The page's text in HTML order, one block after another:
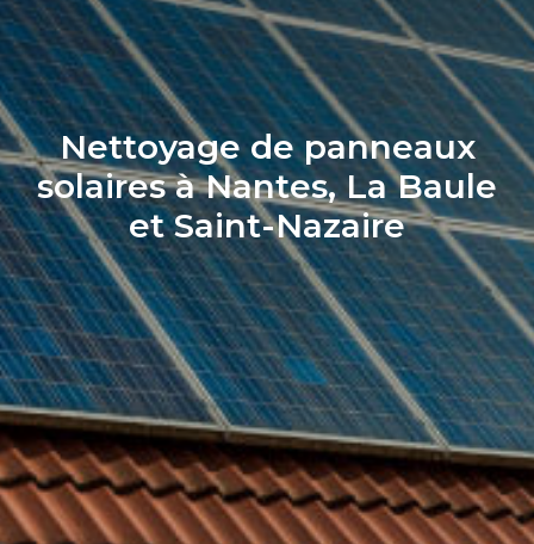
Nettoyage de panneaux
solaires à Nantes, La Baule
et Saint-Nazaire